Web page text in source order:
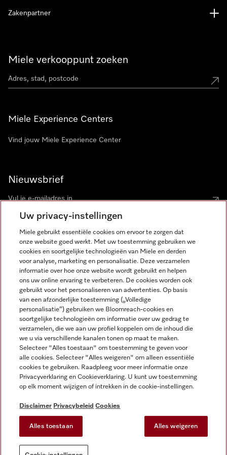
Miele verkooppunt zoeken
Miele Experience Centers
Vind jouw Miele Experience Center
Nieuwsbrief
Zakenpartner
Disclaimer
Algemene voorwaarden en informatie
Privacybeleid
Gebruiksvoorwaarden
Toegankelijkheidsverklaring
Digital Services Act
Cookie-instellingen
Miele op Instagram
Miele op Facebook
Miele op Youtube
Uw privacy-instellingen
Miele gebruikt essentiële cookies om ervoor te zorgen dat
onze website goed werkt. Met uw toestemming gebruiken we
cookies en soortgelijke technologieën van Miele en derden
voor analyse, marketing en personalisatie. Deze verzamelen
informatie over hoe onze website wordt gebruikt en helpen
ons uw online ervaring te verbeteren. De cookies worden ook
gebruikt voor het personaliseren van advertenties. Op basis
van een afzonderlijke toestemming („Volledige
personalisatie“) gebruiken we Bloomreach-cookies en
soortgelijke technologieën om informatie over uw gedrag te
verzamelen, die we aan uw profiel koppelen om de inhoud die
we u via verschillende kanalen tonen op maat te maken.
Selecteer "Alles toestaan" om toestemming te geven voor
alle cookies. Selecteer "Alles weigeren" om alleen essentiële
cookies te gebruiken. Raadpleeg voor meer informatie onze
Privacyverklaring en Cookieverklaring. U kunt uw toestemming
op elk moment wijzigen of intrekken in de cookie-instellingen.
Disclaimer Privacybeleid Cookies
Alles toestaan Alles weigeren